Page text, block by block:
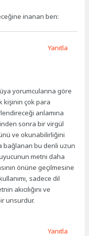
inanan ben:
yorumcularına göre
kişinin çok para
anlamına
sonra bir virgül
ve okunabilirliğini
bağlanan bu denli uzun
metni daha
önüne geçilmesine
sadece dil
akıcılığını ve
unsurdur.
Yanıtla
Yanıtla